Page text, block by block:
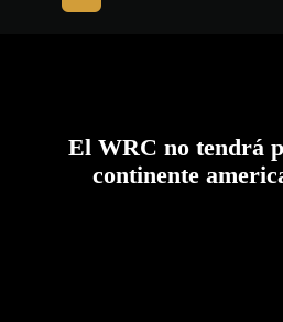
El WRC no tendrá
continente